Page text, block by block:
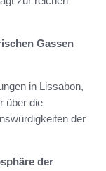
Gassen
in Lissabon,
über die
der
der